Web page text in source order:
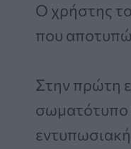
Ο χρήστης
που
Στην πρώτη
σωματότυπο